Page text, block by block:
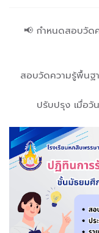
📢กำหนดสอบวัด
สอบวัดความรู้พื้นฐ
ปรับปรุง เมื่อวั